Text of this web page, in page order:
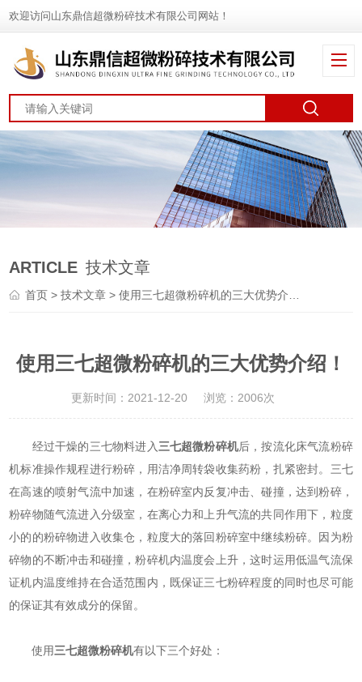
欢迎访问山东鼎信超微粉碎技术有限公司网站！
ARTICLE 技术文章
首页 >技术文章 > 使用三七超微粉碎机的三大优势介绍！
使用三七超微粉碎机的三大优势介绍！
更新时间：2021-12-20 浏览：2006次
经过干燥的三七物料进入三七超微粉碎机后，按流化床气流粉碎
机标准操作规程进行粉碎，用洁净周转袋收集药粉，扎紧密封。三七
在高速的喷射气流中加速，在粉碎室内反复冲击、碰撞，达到粉碎，
粉碎物随气流进入分级室，在离心力和上升气流的共同作用下，粒度
小的的粉碎物进入收集仓，粒度大的落回粉碎室中继续粉碎。因为粉
碎物的不断冲击和碰撞，粉碎机内温度会上升，这时运用低温气流保
证机内温度维持在合适范围内，既保证三七粉碎程度的同时也尽可能
的保证其有效成分的保留。
使用三七超微粉碎机有以下三个好处：